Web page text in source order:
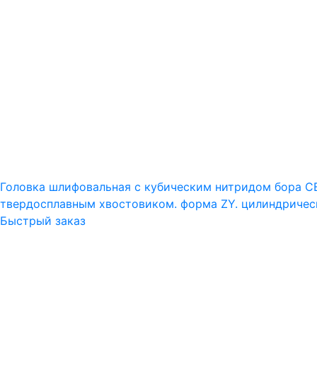
Головка шлифовальная с кубическим нитридом бора
твердосплавным хвостовиком. форма ZY.
Быстрый заказ